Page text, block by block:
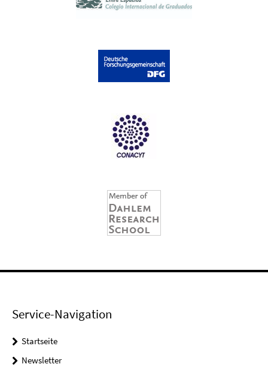
Service-Navigation
Startseite
Newsletter